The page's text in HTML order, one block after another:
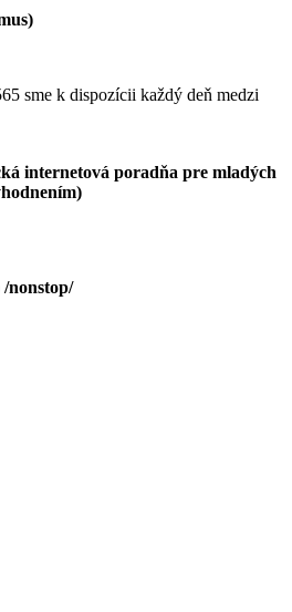
sme k dispozícii každý deň medzi
internetová poradňa pre mladých
nonstop/